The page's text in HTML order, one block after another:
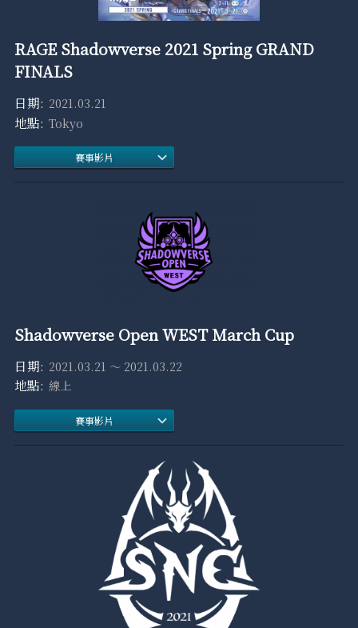
RAGE Shadowverse 2021 Spring GRAND
FINALS
2021.03.21
Tokyo
賽事影片
Shadowverse Open WEST March Cup
2021.03.21 ～ 2021.03.22
線上
賽事影片